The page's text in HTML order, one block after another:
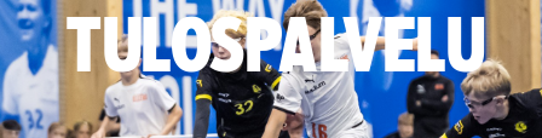
TULOSPALVELU